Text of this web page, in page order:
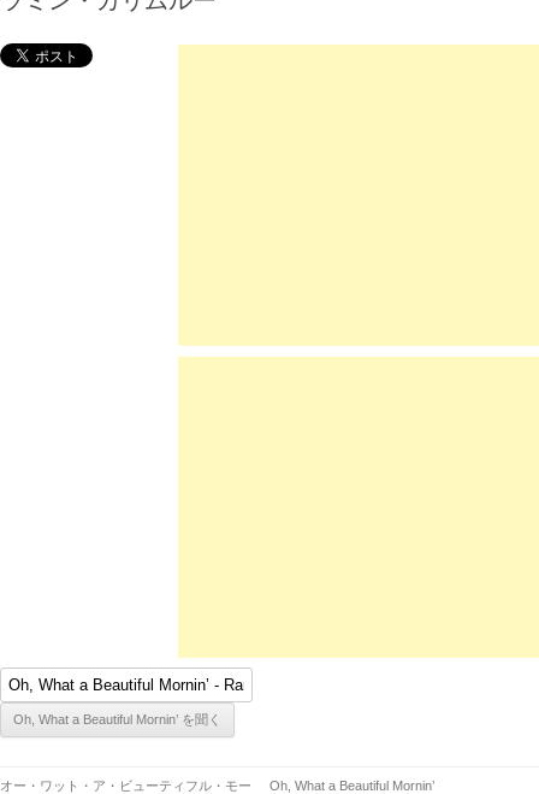
オー・ワット・ア・ビューティフル・モー
Oh, What a Beautiful Mornin’